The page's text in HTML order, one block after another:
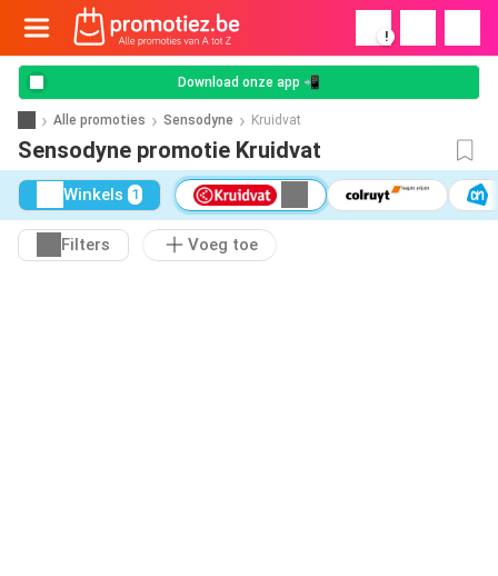
!
Download onze app 📲
Alle promoties Sensodyne Kruidvat
Sensodyne promotie Kruidvat
Winkels 1
Filters Voeg toe